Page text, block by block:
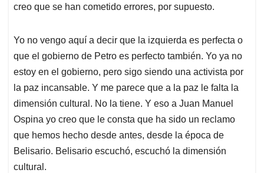
creo que se han cometido errores, por supuesto.
Yo no vengo aquí a decir que la izquierda es perfecta o
que el gobierno de Petro es perfecto también. Yo ya no
estoy en el gobierno, pero sigo siendo una activista por
la paz incansable. Y me parece que a la paz le falta la
dimensión cultural. No la tiene. Y eso a Juan Manuel
Ospina yo creo que le consta que ha sido un reclamo
que hemos hecho desde antes, desde la época de
Belisario. Belisario escuchó, escuchó la dimensión
cultural.